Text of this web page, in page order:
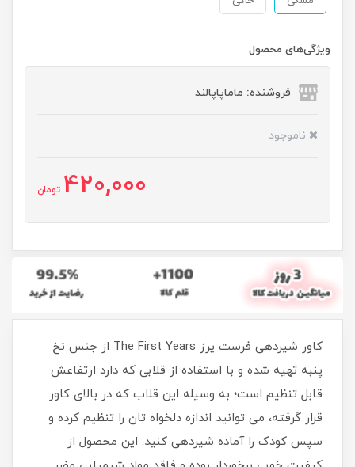
ویژگی‌های محصول
فروشنده: ماماپاپالند
ناموجود
420,000 تومان
کاور شیردهی فرست یرز The First Years از جنس نخ
پنبه تهیه شده و با استفاده از قلابی که دارد ارتفاعش
قابل تنظیم است؛ به‌ وسیله‌ این قلاب که در بالای کاور
قرار گرفته، می‌ توانید اندازه‌ دلخواه‌ تان را تنظیم کرده و
سپس کودک را آماده‌ شیردهی کنید. این محصول از